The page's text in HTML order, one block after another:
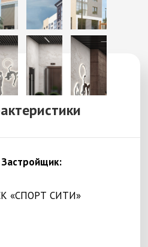
Застройщик:
«СПОРТ СИТИ»